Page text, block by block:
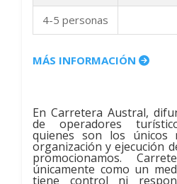
4-5 personas
MÁS INFORMACIÓN
En Carretera Austral,
de operadores
quienes son los únicos
organización y ejecución
promocionamos.
únicamente como un
tiene control ni